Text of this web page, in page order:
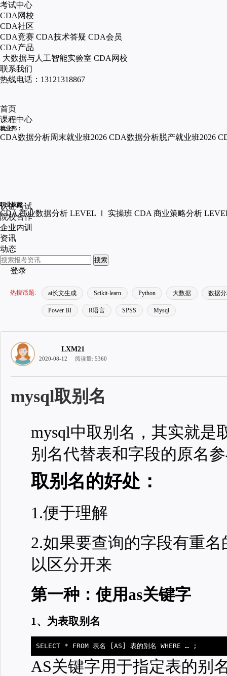
考试中心
CDA网校
CDA社区
CDA竞赛 CDA技术答疑 CDA会员
CDA产品
大数据与人工智能实验室 CDA网校
联系我们
热线电话：13121318867
首页
课程中心
就业邦：
CDA数据分析周末就业班2026 CDA数据分析脱产就业班2026
职业技能：
CDA 商业数据分析 LEVEL Ⅰ 实操班 CDA 商业策略分析
认证考试
院校合作
企业内训
资讯
动态
搜索
登录
热搜话题: ai长文生成 Scikit-learn Python 大数据 数据
Power BI R语言 SPSS Mysql
LXM21
2020-08-12 阅读量: 5360
mysql取别名
mysql中取别名，其实就是
别名代替表和字段的原名
取别名的好处：
1.便于理解
2.如果要查询的字段有重
以区分开来
第一种：使用as关键字
1、为表取别名
SELECT * FROM 表名 [AS] 表的别名 WHERE … ;
AS关键字用于指定表的别